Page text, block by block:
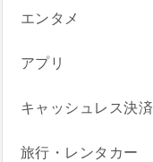
エンタメ
アプリ
キャッシュレス決済
旅行・レンタカー